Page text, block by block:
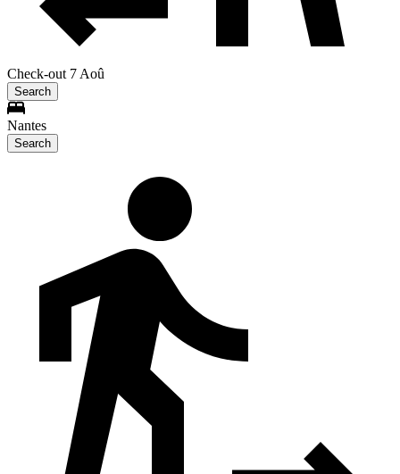
Check-out 7 Aoû
Search
Nantes
Search